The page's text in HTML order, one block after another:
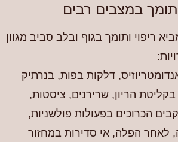
במצבים רבים
ריפוי ותומך בגוף ובלב סביב מגוון
דלקות בפות, בנרתיק
הריון, שרירנים, ציסטות,
הכרוכים בפעולות פולשניות,
לאחר הפלה, אי סדירות במחזור